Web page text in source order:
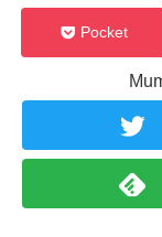
Pocket